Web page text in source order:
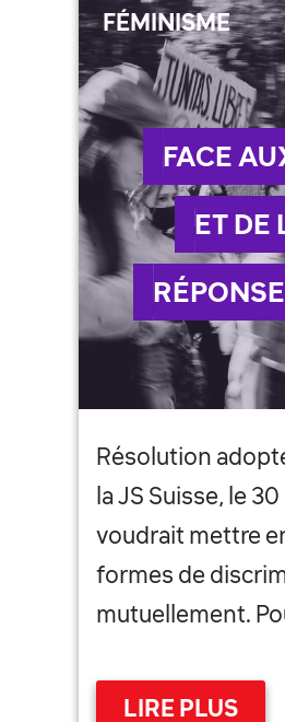
FACE
ET DE
FÉMINISME
Résolution
la JS Suisse, le
voudrait mettre
formes de
mutuellement.
LIRE PLUS